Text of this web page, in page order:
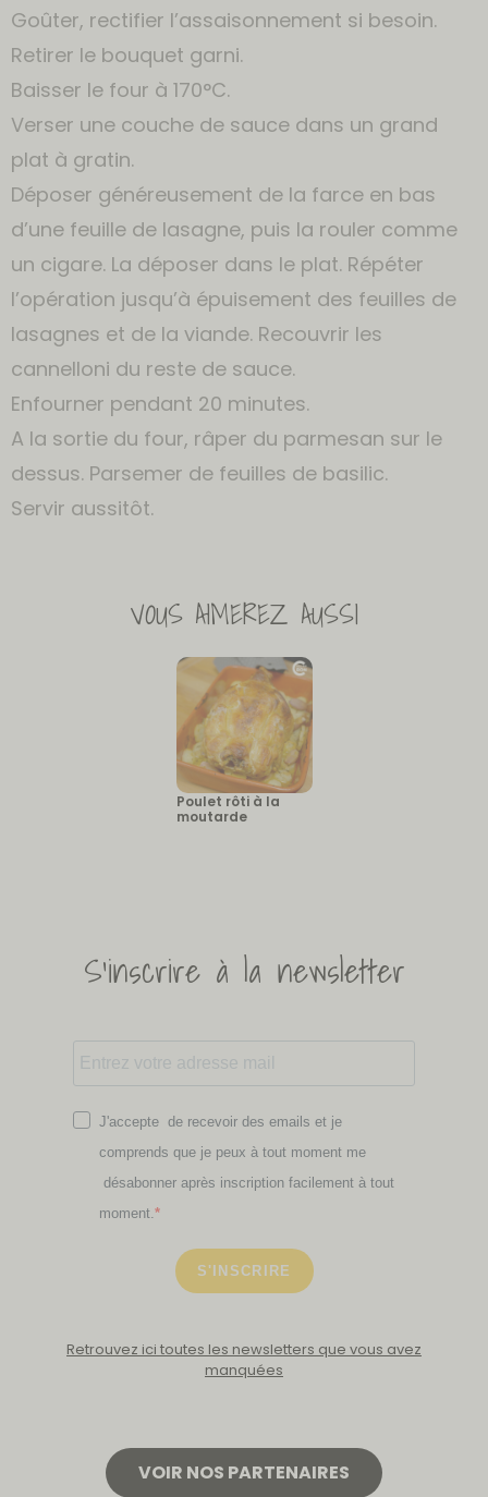
Goûter, rectifier l’assaisonnement si besoin.
Retirer le bouquet garni.
Baisser le four à 170°C.
Verser une couche de sauce dans un grand
plat à gratin.
Déposer généreusement de la farce en bas
d’une feuille de lasagne, puis la rouler comme
un cigare. La déposer dans le plat. Répéter
l’opération jusqu’à épuisement des feuilles de
lasagnes et de la viande. Recouvrir les
cannelloni du reste de sauce.
Enfourner pendant 20 minutes.
A la sortie du four, râper du parmesan sur le
dessus. Parsemer de feuilles de basilic.
Servir aussitôt.
VOUS AIMEREZ AUSSI
Poulet rôti à la
moutarde
S'inscrire à la newsletter
J'accepte de recevoir des emails et je
comprends que je peux à tout moment me
désabonner après inscription facilement à tout
moment.
S'INSCRIRE
Retrouvez ici toutes les newsletters que vous avez
manquées
VOIR NOS PARTENAIRES